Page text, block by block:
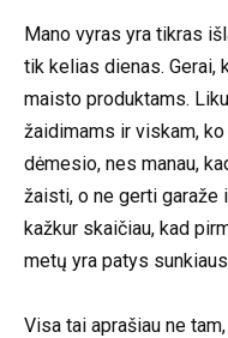
Mano vyras yra tikras
tik kelias dienas. Gerai,
maisto produktams.
žaidimams ir viskam,
dėmesio, nes manau,
žaisti, o ne gerti garaže
kažkur skaičiau, kad
metų yra patys
Visa tai aprašiau ne